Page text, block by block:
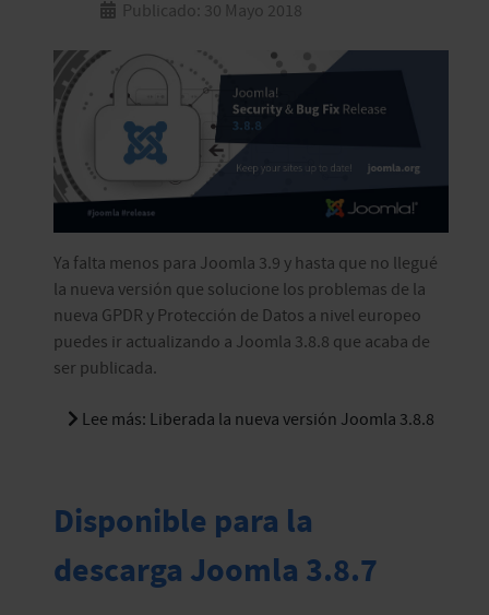
Publicado: 30 Mayo 2018
Ya falta menos para Joomla 3.9 y hasta que no llegué
la nueva versión que solucione los problemas de la
nueva GPDR y Protección de Datos a nivel europeo
puedes ir actualizando a Joomla 3.8.8 que acaba de
ser publicada.
Lee más: Liberada la nueva versión Joomla 3.8.8
Disponible para la
descarga Joomla 3.8.7